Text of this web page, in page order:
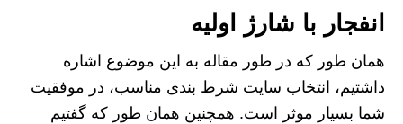
انفجار با شارژ اولیه
همان طور که در طور مقاله به این موضوع اشاره
داشتیم، انتخاب سایت شرط بندی مناسب، در موفقیت
شما بسیار موثر است. همچنین همان طور که گفتیم